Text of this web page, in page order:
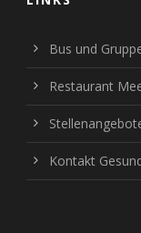
Bus und
Restaurant
Kontakt